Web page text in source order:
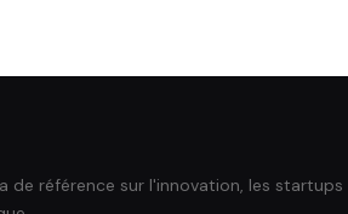
de référence sur l'innovation, les startups